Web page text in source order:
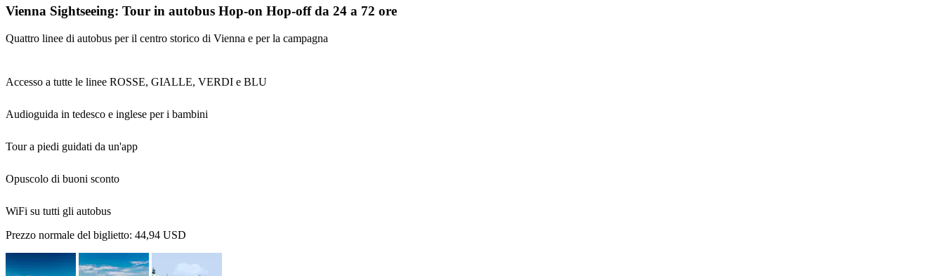
Vienna Sightseeing: Tour in autobus Hop-on Hop-off da 24 a 72 ore
Quattro linee di autobus per il centro storico di Vienna e per la campagna
Accesso a tutte le linee ROSSE, GIALLE, VERDI e BLU
Audioguida in tedesco e inglese per i bambini
Tour a piedi guidati da un'app
Opuscolo di buoni sconto
WiFi su tutti gli autobus
Prezzo normale del biglietto: 44,94 USD